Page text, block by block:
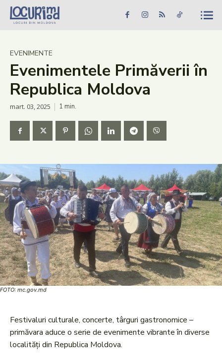
Caută în site... Căutare
Știri
Evenimente
Dezvoltare rurală
Turism
Vinării
Patrimoniu
Produs Acasă
EVENIMENTE
Evenimentele Primăverii în
Republica Moldova
mart. 03, 2025 1 min.
FOTO: mc.gov.md
Festivaluri culturale, concerte, târguri gastronomice –
primăvara aduce o serie de evenimente vibrante în diverse
localități din Republica Moldova.